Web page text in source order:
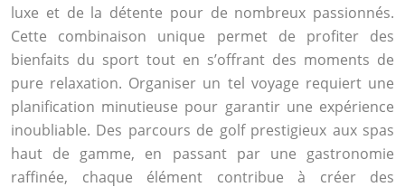
luxe et de la détente pour de nombreux passionnés.
Cette combinaison unique permet de profiter des
bienfaits du sport tout en s’offrant des moments de
pure relaxation. Organiser un tel voyage requiert une
planification minutieuse pour garantir une expérience
inoubliable. Des parcours de golf prestigieux aux spas
haut de gamme, en passant par une gastronomie
raffinée, chaque élément contribue à créer des